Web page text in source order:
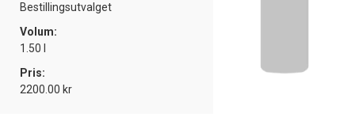
Bestillingsutvalget
Volum:
1.50 l
Pris:
2200.00 kr